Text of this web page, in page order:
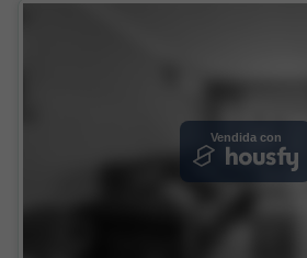
Vendida con